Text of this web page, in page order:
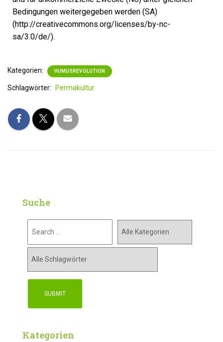
Bedingungen weitergegeben werden (SA)
(http://creativecommons.org/licenses/by-nc-
sa/3.0/de/).
Kategorien: HUMUSREVOLUTION
Schlagwörter: Permakultur
Suche
Kategorien